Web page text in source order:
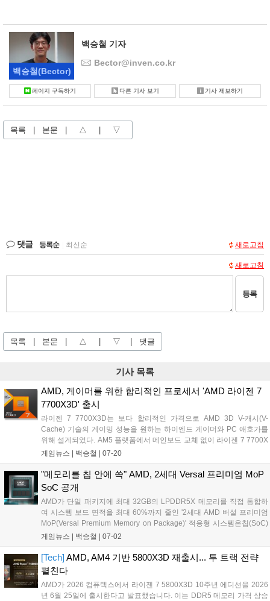
백승철(Bector)
백승철 기자
Bector@inven.co.kr
페이지 구독하기 다른 기사 보기 기사 제보하기
목록 본문 △ ▽
댓글 등록순 최신순 새로고침
새로고침
등록
목록 본문 △ ▽ 댓글
기사 목록
AMD, 게이머를 위한 합리적인 프로세서 'AMD 라이젠 7
7700X3D' 출시
라이젠 7 7700X3D는 보다 합리적인 가격으로 AMD 3D V-캐시(V-
Cache) 기술의 게이밍 성능을 원하는 하이엔드 게이머와 PC 애호가를
위해 설계되었다. AM5 플랫폼에서 메인보드 교체 없이 라이젠 7 7700X
대비 향상된 게이밍 성능을 제공한다. Zen4 공정 기술이 적용된 라이젠
TDP 120W, 총 캐시 104MB 등이다. 지원 칩셋의 메인보드는 A620,
X670E, X670, B650E, B650, X870E, X870, B840, B850 등이다....
게임뉴스 | 백승철 | 07-20
"메모리를 칩 안에 쏙" AMD, 2세대 Versal 프리미엄 MoP
SoC 공개
AMD가 단일 패키지에 최대 32GB의 LPDDR5X 메모리를 직접 통합하
여 시스템 보드 면적을 최대 60%까지 줄인 '2세대 AMD 버설 프리미엄
MoP(Versal Premium Memory on Package)' 적응형 시스템온칩(SoC)
을 발표했다. 해당 제품은 최대 307GB/s의 압도적인 전송 대역폭을 확보
이다. 고대역폭과 공간 효율성이 필수적인 피지컬 AI, 네트워킹, 전문가
용 비디오 편집 및 국방 가속 시스템 등 다양한 고성능 컴퓨팅 환경에서
핵심적인 역할을 할 것으로 기대된다....
게임뉴스 | 백승철 | 07-02
[Tech] AMD, AM4 기반 5800X3D 재출시... 투 트랙 전략
펼친다
AMD가 2026 컴퓨텍스에서 라이젠 7 5800X3D 10주년 에디션을 2026
년 6월 25일에 출시한다고 발표했습니다. 이는 DDR5 메모리 가격 상승